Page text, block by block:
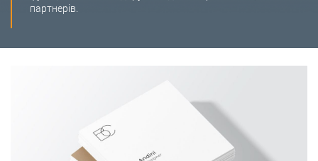
партнерів.​